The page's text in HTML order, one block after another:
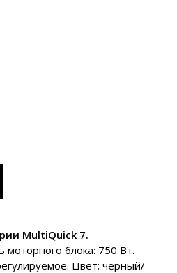
MultiQuick 7.
блока: 750 Вт.
Цвет: черный/